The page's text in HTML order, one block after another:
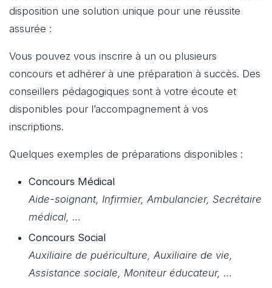
disposition une solution unique pour une réussite
assurée :
Vous pouvez vous inscrire à un ou plusieurs
concours et adhérer à une préparation à succès. Des
conseillers pédagogiques sont à votre écoute et
disponibles pour l’accompagnement à vos
inscriptions.
Quelques exemples de préparations disponibles :
Concours Médical
Aide-soignant, Infirmier, Ambulancier, Secrétaire
médical, …
Concours Social
Auxiliaire de puériculture, Auxiliaire de vie,
Assistance sociale, Moniteur éducateur, …